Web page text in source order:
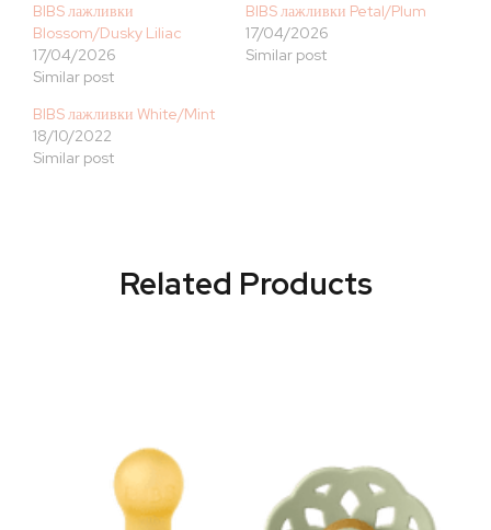
BIBS лажливки
Blossom/Dusky Liliac
17/04/2026
Similar post
BIBS лажливки Petal/Plum
17/04/2026
Similar post
BIBS лажливки White/Mint
18/10/2022
Similar post
Related Products